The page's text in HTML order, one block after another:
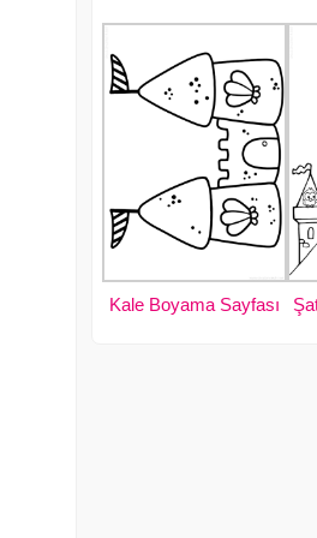
Kale Boyama Sayfası